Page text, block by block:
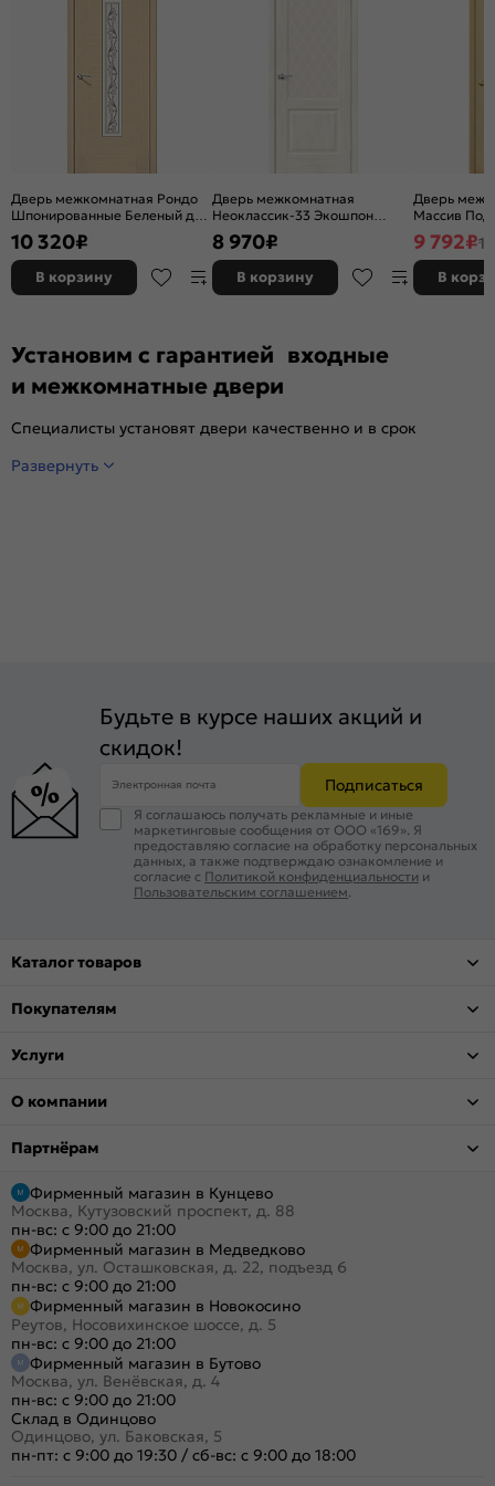
Дверь межкомнатная Рондо
Шпонированные Беленый дуб,
остекленная, сатинат белый
художественный, каркасно-
щитовая
10 320₽
В корзину
Дверь межкомнатная
Неоклассик-33 Экошпон
Nordic Oak, остекленная,
white сrystal, кромка нет,
филенчатая
8 970₽
В корзину
Дверь
Массив Под
без
9 792₽
В
Установим с гарантией входные
и межкомнатные двери
Специалисты установят двери качественно и в срок
Развернуть
Будьте в курсе наших акций и
скидок!
Электронная почта Подписаться
Я соглашаюсь получать рекламные и иные
маркетинговые сообщения от ООО «169». Я
предоставляю согласие на обработку персональных
данных, а также подтверждаю ознакомление и
согласие с Политикой конфиденциальности и
Пользовательским соглашением.
Каталог товаров
Покупателям
Услуги
О компании
Партнёрам
Фирменный магазин в Кунцево
Москва, Кутузовский проспект, д. 88
пн-вс: с 9:00 до 21:00
Фирменный магазин в Медведково
Москва, ул. Осташковская, д. 22, подъезд 6
пн-вс: с 9:00 до 21:00
Фирменный магазин в Новокосино
Реутов, Носовихинское шоссе, д. 5
пн-вс: с 9:00 до 21:00
Фирменный магазин в Бутово
Москва, ул. Венёвская, д. 4
пн-вс: с 9:00 до 21:00
Склад в Одинцово
Одинцово, ул. Баковская, 5
пн-пт: с 9:00 до 19:30 / сб-вс: с 9:00 до 18:00